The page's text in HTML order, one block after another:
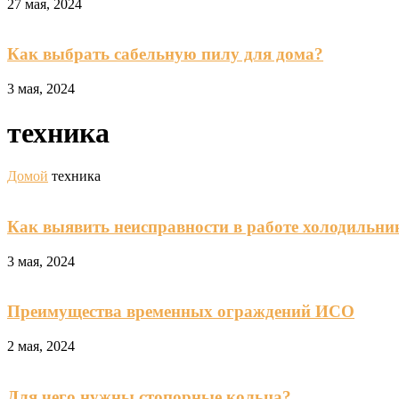
27 мая, 2024
Как выбрать сабельную пилу для дома?
3 мая, 2024
техника
Домой техника
Как выявить неисправности в работе
3 мая, 2024
Преимущества временных ограждений ИСО
2 мая, 2024